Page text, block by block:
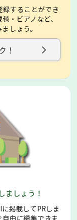
することができ
・ビアノなど、
しょう。
！
ましょう！
掲載してPRしま